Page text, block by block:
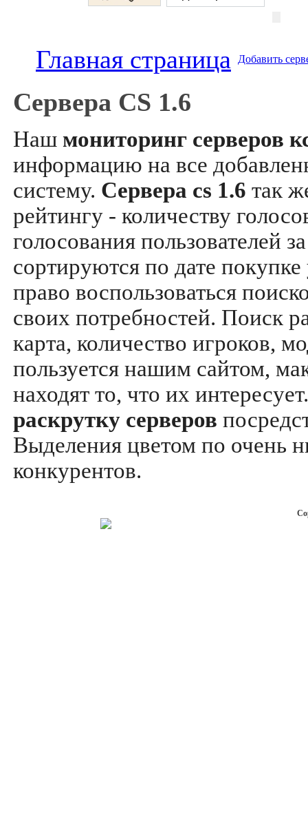
Главная страница Добавить
Сервера CS 1.6
Наш мониторинг серверов
информацию на все
систему. Сервера cs 1.6 так
рейтингу - количеству
голосования пользователей
сортируются по дате
право воспользоваться
своих потребностей. Поиск
карта, количество игроков,
пользуется нашим сайтом,
находят то, что их
раскрутку серверов
Выделения цветом по очень
конкурентов.